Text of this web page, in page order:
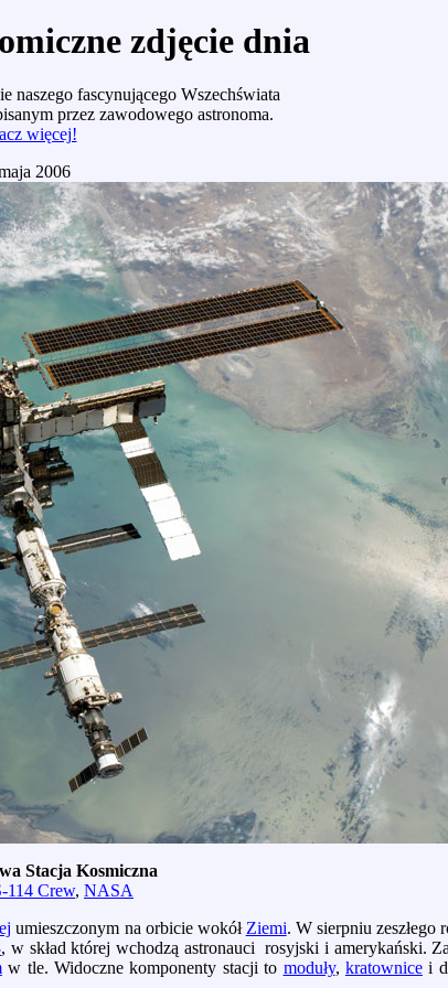
zdjęcie dnia
naszego fascynującego Wszechświata
przez zawodowego astronoma.
więcej!
2006
Stacja Kosmiczna
114 Crew, NASA
umieszczonym na orbicie wokół Ziemi. W sierpniu zeszłego
, w skład której wchodzą astronauci rosyjski i amerykański.
w tle. Widoczne komponenty stacji to moduły, kratownicei